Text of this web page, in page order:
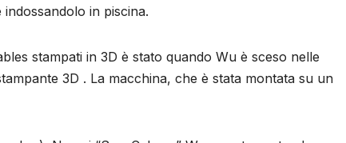
in piscina.
stampati in 3D è stato quando Wu è sceso nelle
3D . La macchina, che è stata montata su un